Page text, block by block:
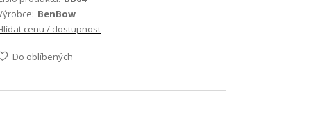
BenBow
cenu / dostupnost
Do oblíbených